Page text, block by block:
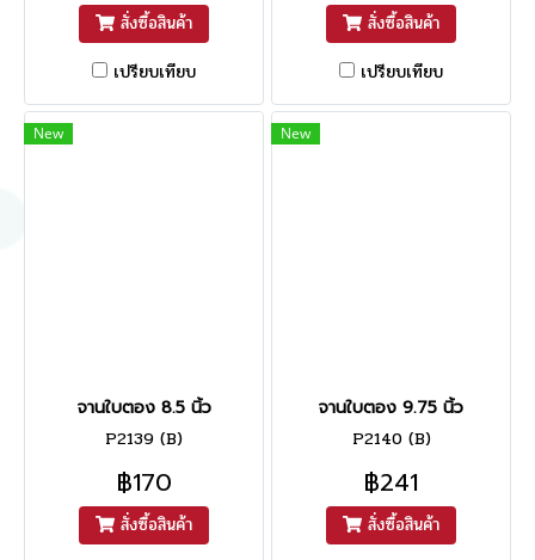
สั่งซื้อสินค้า
เปรียบเทียบ
สั่งซื้อสินค้า
เปรียบเทียบ
New
จานใบตอง 8.5 นิ้ว
P2139 (B)
฿170
สั่งซื้อสินค้า
New
จานใบตอง 9.75 นิ้ว
P2140 (B)
฿241
สั่งซื้อสินค้า